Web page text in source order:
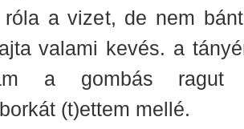
róla a vizet, de nem
valami kevés. a
a gombás ragut
(t)ettem mellé.